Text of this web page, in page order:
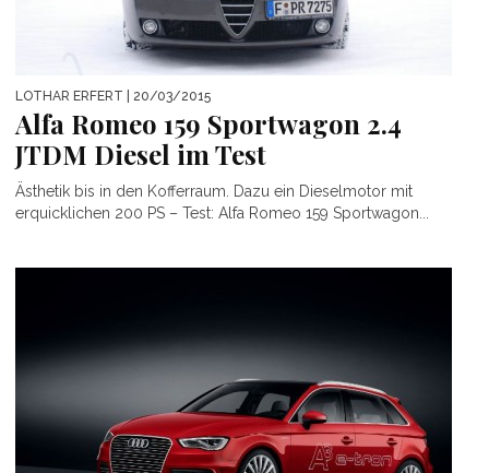
LOTHAR ERFERT | 20/03/2015
Alfa Romeo 159 Sportwagon 2.4
JTDM Diesel im Test
Ästhetik bis in den Kofferraum. Dazu ein Dieselmotor mit
erquicklichen 200 PS – Test: Alfa Romeo 159 Sportwagon...